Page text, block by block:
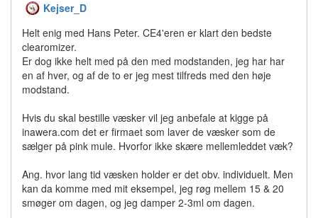
Kejser_D
Helt enig med Hans Peter. CE4'eren er klart den bedste
clearomizer.
Er dog ikke helt med på den med modstanden, jeg har har
en af hver, og af de to er jeg mest tilfreds med den høje
modstand.
Hvis du skal bestille væsker vil jeg anbefale at kigge på
inawera.com det er firmaet som laver de væsker som de
sælger på pink mule. Hvorfor ikke skære mellemleddet væk?
Ang. hvor lang tid væsken holder er det obv. individuelt. Men
kan da komme med mit eksempel, jeg røg mellem 15 & 20
smøger om dagen, og jeg damper 2-3ml om dagen.